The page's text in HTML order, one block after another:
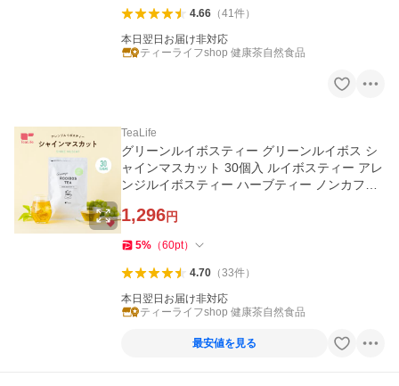
4.66（41件）
本日翌日お届け非対応
ティーライフshop 健康茶自然食品
TeaLife
グリーンルイボスティー グリーンルイボス シ
ャインマスカット 30個入 ルイボスティー アレ
ンジルイボスティー ハーブティー ノンカフェ
1,296円
5% （60pt）
4.70（33件）
本日翌日お届け非対応
ティーライフshop 健康茶自然食品
最安値を見る